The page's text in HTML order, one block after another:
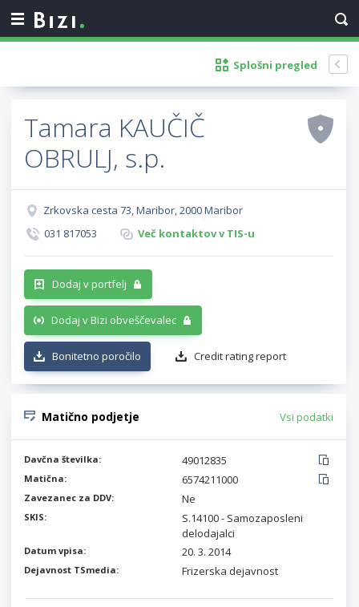
Splošni pregled
Tamara KAUČIČ
OBRULJ, s.p.
Zrkovska cesta 73, Maribor, 2000 Maribor
031 817053
Več kontaktov v TIS-u
Dodaj v portfelj
Dodaj v Bizi obveščevalec
Bonitetno poročilo Credit rating report
Matično podjetje Vsi podatki
Davčna številka: 49012835
Matična: 6574211000
Zavezanec za DDV: Ne
SKIS:
S.14100 - Samozaposleni
delodajalci
Datum vpisa: 20. 3. 2014
Dejavnost TSmedia: Frizerska dejavnost